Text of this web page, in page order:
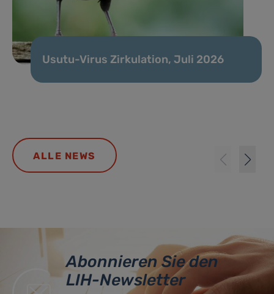
Usutu-Virus Zirkulation, Juli 2026
ALLE NEWS
Abonnieren Sie den
LIH-Newsletter